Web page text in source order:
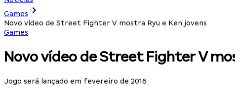
Games
Novo vídeo de Street Fighter V mostra Ryu e Ken jovens
Games
Novo vídeo de Street Fighter V
Jogo será lançado em fevereiro de 2016